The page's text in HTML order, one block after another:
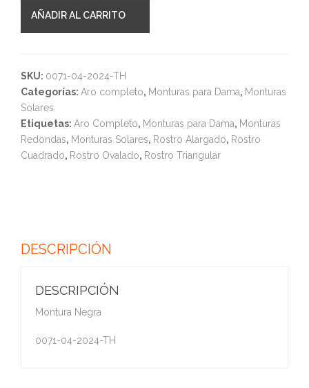
AÑADIR AL CARRITO
SKU: 0071-04-2024-TH
Categorías: Aro completo, Monturas para Dama, Monturas
Solares
Etiquetas: Aro Completo, Monturas para Dama, Monturas
Redondas, Monturas Solares, Rostro Alargado, Rostro
Cuadrado, Rostro Ovalado, Rostro Triangular
DESCRIPCIÓN
DESCRIPCIÓN
Montura Negra
0071-04-2024-TH